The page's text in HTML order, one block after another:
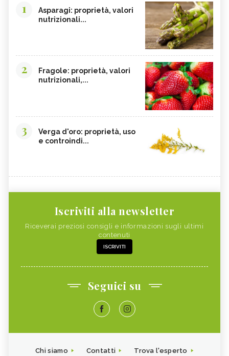
1
Asparagi: proprietà, valori
nutrizionali...
2
Fragole: proprietà, valori
nutrizionali,...
3
Verga d'oro: proprietà, uso
e controindi...
Iscriviti alla newsletter
Riceverai preziosi consigli e informazioni sugli ultimi
contenuti
ISCRIVITI
Seguici su
Chi siamo Contatti Trova l'esperto